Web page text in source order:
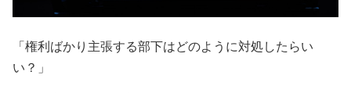
「権利ばかり主張する部下はどのように対処したらい
い？」